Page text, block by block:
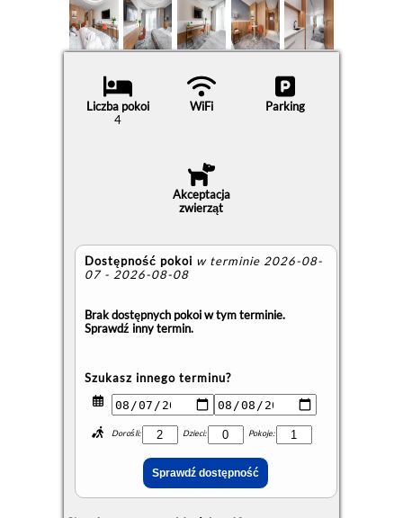
Liczba pokoi
4
WiFi Parking
Akceptacja
zwierząt
Dostępność pokoi w terminie 2026-08-
07 - 2026-08-08
Brak dostępnych pokoi w tym terminie.
Sprawdź inny termin.
Szukasz innego terminu?
Dorośli: Dzieci: Pokoje: